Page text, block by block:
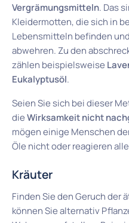
Vergrämungsmitteln. Das
Kleidermotten, die sich in
Lebensmitteln befinden
abwehren. Zu den
zählen beispielsweise
Eukalyptusöl.
Seien Sie sich bei dieser
dieWirksamkeit nicht
mögen einige Menschen
Öle nicht oder reagieren
Kräuter
Finden Sie den Geruch der
können Sie alternativ